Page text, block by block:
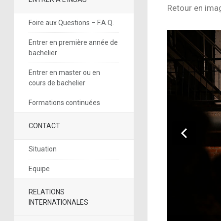
Foire aux Questions – F.A.Q.
Entrer en première année de
bachelier
Entrer en master ou en
cours de bachelier
Formations continuées
CONTACT
Situation
Equipe
RELATIONS
INTERNATIONALES
Retour en